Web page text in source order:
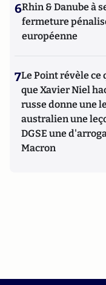
6Rhin & Danube à
fermeture
européenne
7Le Point révèle ce
que Xavier Niel
russe donne une
australien une
DGSE une
Macron